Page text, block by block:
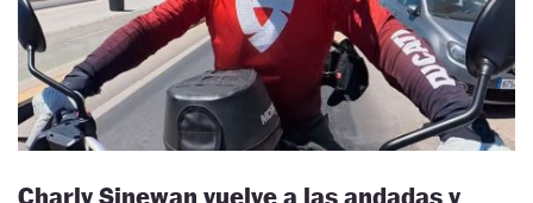
Charly Sinewan vuelve a las andadas y